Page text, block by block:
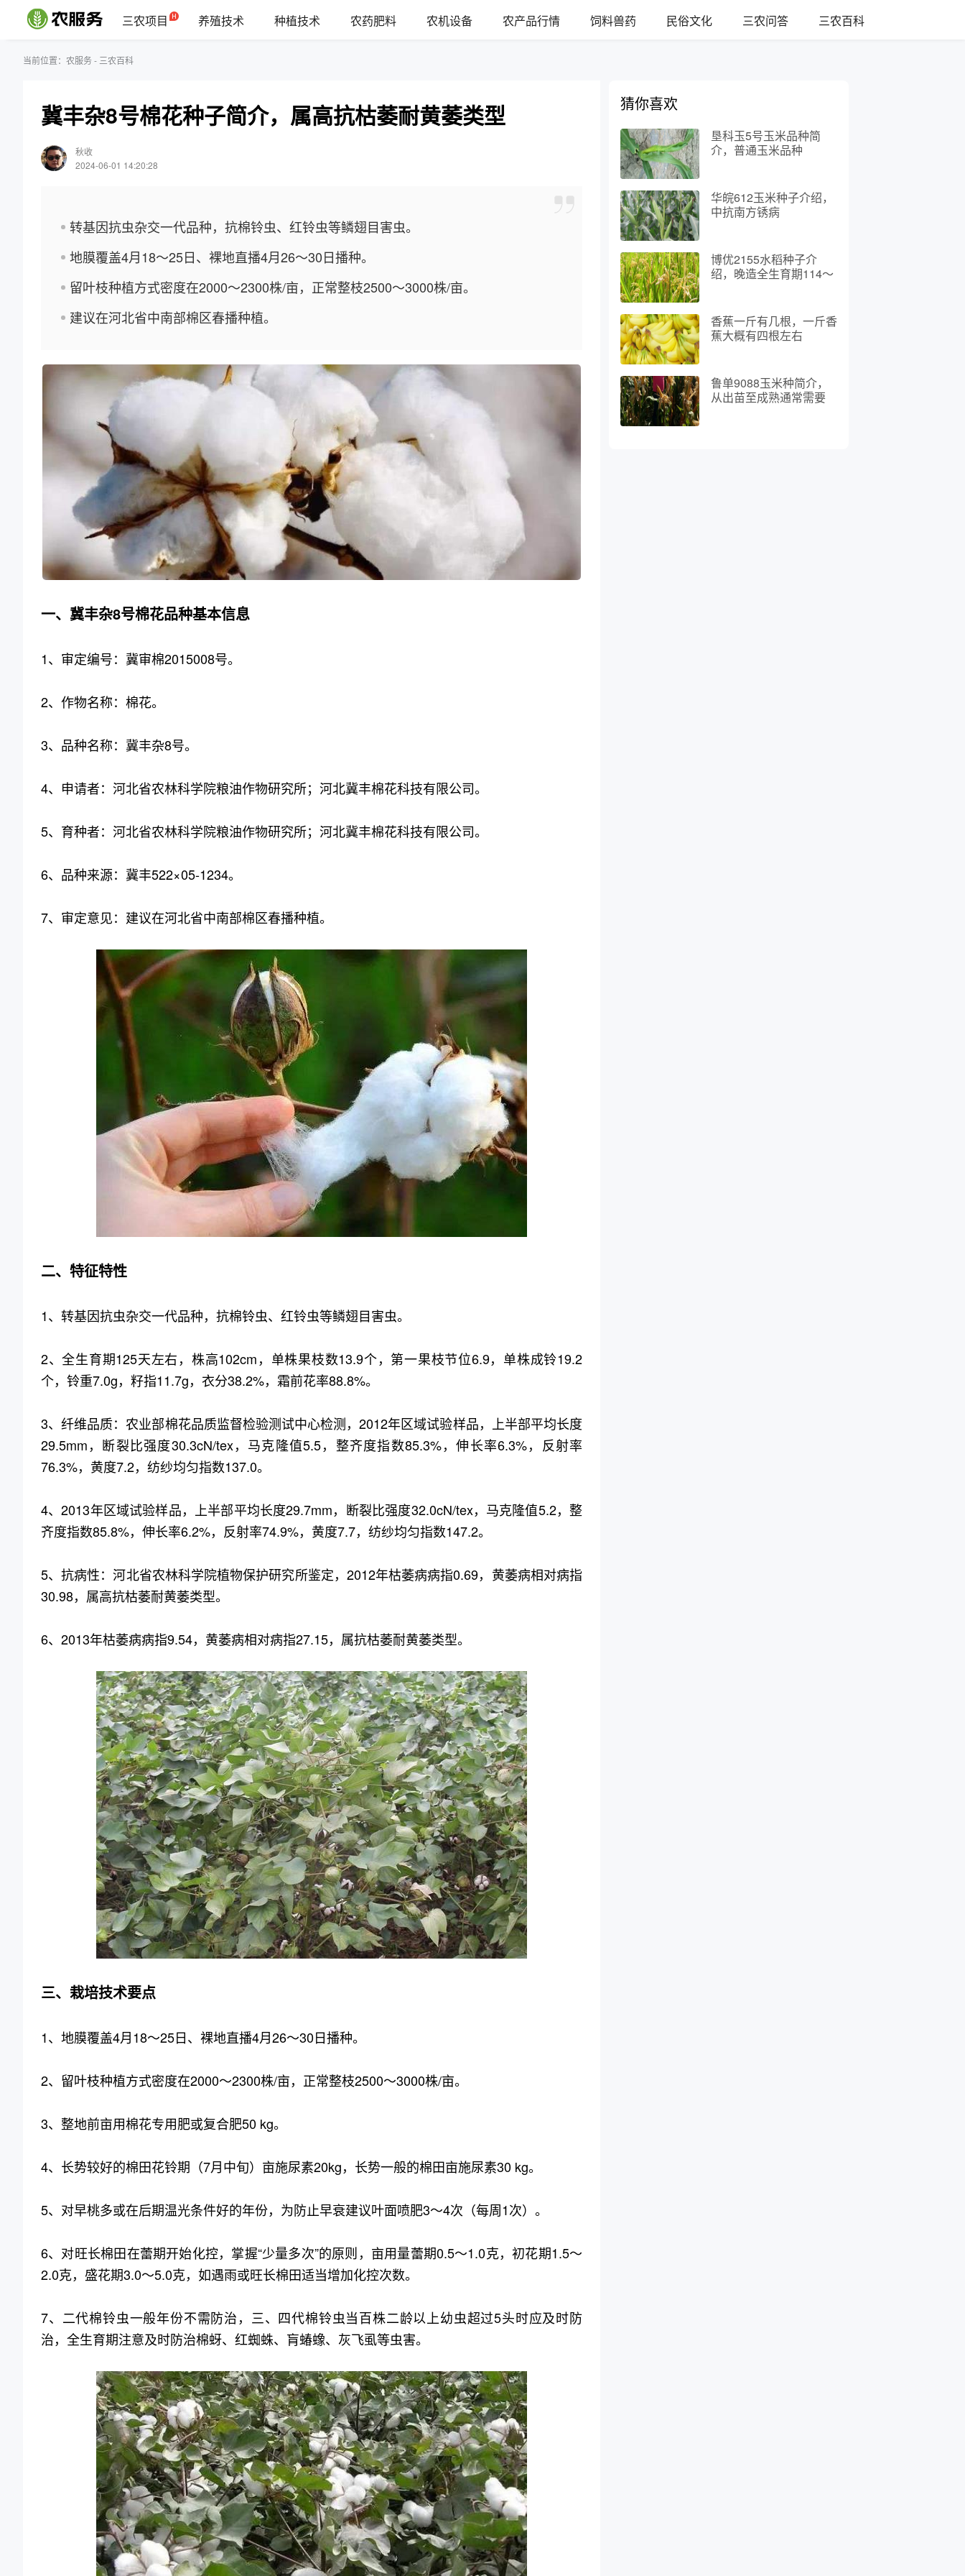
三农项目 养殖技术 种植技术 农药肥料 农机设备 农产品行情 饲料兽药 民俗文化 三农问答 三农百科
当前位置： 农服务- 三农百科
冀丰杂8号棉花种子简介，属高抗枯萎耐黄萎类型
秋收
2024-06-01 14:20:28
转基因抗虫杂交一代品种，抗棉铃虫、红铃虫等鳞翅目害虫。
地膜覆盖4月18～25日、裸地直播4月26～30日播种。
留叶枝种植方式密度在2000～2300株/亩，正常整枝2500～3000株/亩。
建议在河北省中南部棉区春播种植。
一、冀丰杂8号棉花品种基本信息
1、审定编号：冀审棉2015008号。
2、作物名称：棉花。
3、品种名称：冀丰杂8号。
4、申请者：河北省农林科学院粮油作物研究所；河北冀丰棉花科技有限公司。
5、育种者：河北省农林科学院粮油作物研究所；河北冀丰棉花科技有限公司。
6、品种来源：冀丰522×05-1234。
7、审定意见：建议在河北省中南部棉区春播种植。
二、特征特性
1、转基因抗虫杂交一代品种，抗棉铃虫、红铃虫等鳞翅目害虫。
2、全生育期125天左右，株高102cm，单株果枝数13.9个，第一果枝节位6.9，单株成铃19.2
个，铃重7.0g，籽指11.7g，衣分38.2%，霜前花率88.8%。
3、纤维品质：农业部棉花品质监督检验测试中心检测，2012年区域试验样品，上半部平均长度
29.5mm，断裂比强度30.3cN/tex，马克隆值5.5，整齐度指数85.3%，伸长率6.3%，反射率
76.3%，黄度7.2，纺纱均匀指数137.0。
4、2013年区域试验样品，上半部平均长度29.7mm，断裂比强度32.0cN/tex，马克隆值5.2，整
齐度指数85.8%，伸长率6.2%，反射率74.9%，黄度7.7，纺纱均匀指数147.2。
5、抗病性：河北省农林科学院植物保护研究所鉴定，2012年枯萎病病指0.69，黄萎病相对病指
30.98，属高抗枯萎耐黄萎类型。
6、2013年枯萎病病指9.54，黄萎病相对病指27.15，属抗枯萎耐黄萎类型。
三、栽培技术要点
1、地膜覆盖4月18～25日、裸地直播4月26～30日播种。
2、留叶枝种植方式密度在2000～2300株/亩，正常整枝2500～3000株/亩。
3、整地前亩用棉花专用肥或复合肥50 kg。
4、长势较好的棉田花铃期（7月中旬）亩施尿素20kg，长势一般的棉田亩施尿素30 kg。
5、对早桃多或在后期温光条件好的年份，为防止早衰建议叶面喷肥3～4次（每周1次）。
6、对旺长棉田在蕾期开始化控，掌握“少量多次”的原则，亩用量蕾期0.5～1.0克，初花期1.5～
2.0克，盛花期3.0～5.0克，如遇雨或旺长棉田适当增加化控次数。
7、二代棉铃虫一般年份不需防治，三、四代棉铃虫当百株二龄以上幼虫超过5头时应及时防
治，全生育期注意及时防治棉蚜、红蜘蛛、肓蝽蟓、灰飞虱等虫害。
猜你喜欢
垦科玉5号玉米品种简
介，普通玉米品种
华皖612玉米种子介绍，
中抗南方锈病
博优2155水稻种子介
绍，晚造全生育期114～
香蕉一斤有几根，一斤香
蕉大概有四根左右
鲁单9088玉米种简介，
从出苗至成熟通常需要